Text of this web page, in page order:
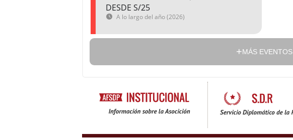
DESDE S/25
A lo largo del año (2026)
MÁS EVENTOS